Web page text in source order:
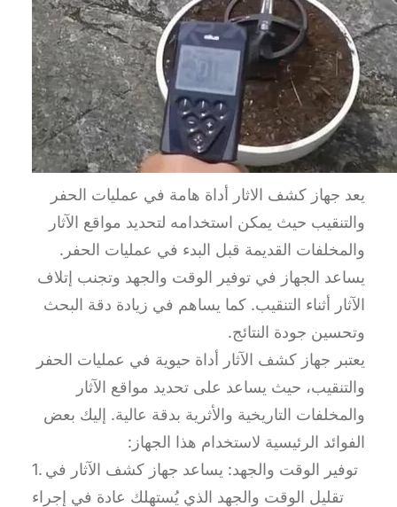
يعد جهاز كشف الاثار أداة هامة في عمليات الحفر
والتنقيب حيث يمكن استخدامه لتحديد مواقع الآثار
والمخلفات القديمة قبل البدء في عمليات الحفر.
يساعد الجهاز في توفير الوقت والجهد وتجنب إتلاف
الآثار أثناء التنقيب. كما يساهم في زيادة دقة البحث
وتحسين جودة النتائج.
يعتبر جهاز كشف الآثار أداة حيوية في عمليات الحفر
والتنقيب، حيث يساعد على تحديد مواقع الآثار
والمخلفات التاريخية والأثرية بدقة عالية. إليك بعض
الفوائد الرئيسية لاستخدام هذا الجهاز:
1. توفير الوقت والجهد: يساعد جهاز كشف الآثار في
تقليل الوقت والجهد الذي يُستهلك عادة في إجراء